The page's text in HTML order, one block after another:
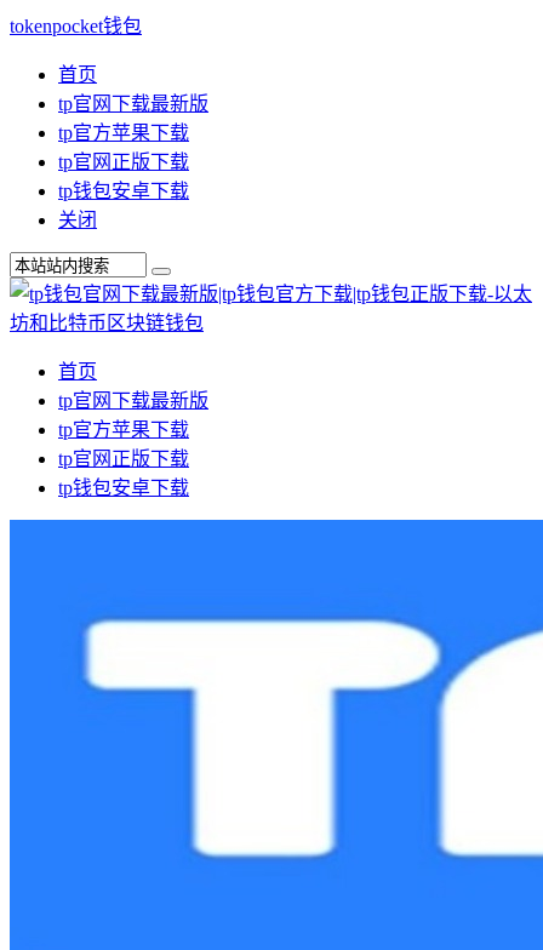
tokenpocket钱包
首页
tp官网下载最新版
tp官方苹果下载
tp官网正版下载
tp钱包安卓下载
关闭
首页
tp官网下载最新版
tp官方苹果下载
tp官网正版下载
tp钱包安卓下载